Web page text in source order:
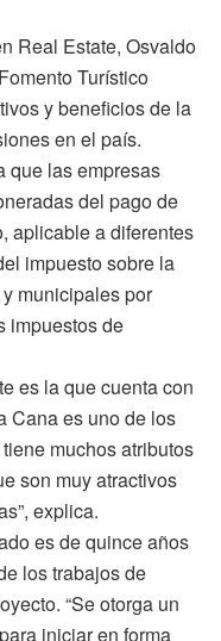
Real Estate, Osvaldo
Turístico
y beneficios de la
en el país.
que las empresas
del pago de
aplicable a diferentes
impuesto sobre la
municipales por
impuestos de
es la que cuenta con
Cana es uno de los
muchos atributos
son muy atractivos
explica.
es de quince años
los trabajos de
“Se otorga un
iniciar en forma